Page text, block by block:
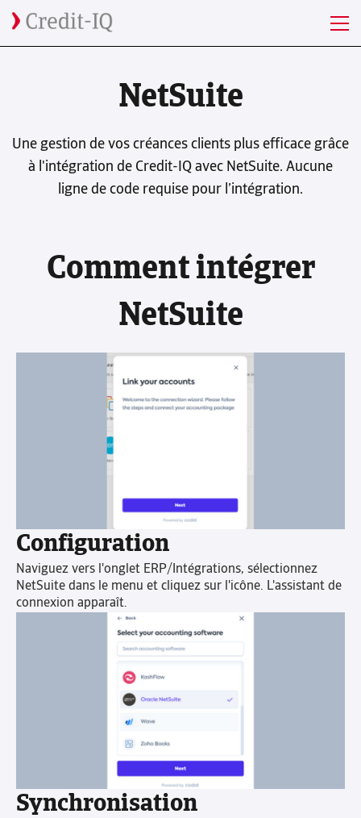
NetSuite
Une gestion de vos créances clients plus efficace grâce
à l'intégration de Credit-IQ avec NetSuite. Aucune
ligne de code requise pour l’intégration.
Comment intégrer
NetSuite
Configuration
Naviguez vers l'onglet ERP/Intégrations, sélectionnez
NetSuite dans le menu et cliquez sur l'icône. L'assistant de
connexion apparaît.
Synchronisation